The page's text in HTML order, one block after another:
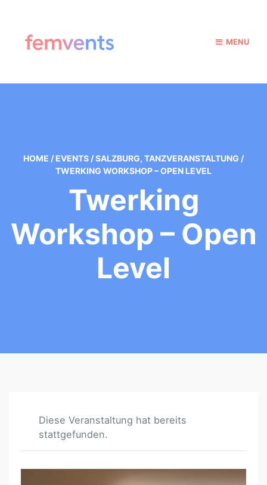
MENU
HOME / EVENTS /SALZBURG, TANZVERANSTALTUNG /
TWERKING WORKSHOP – OPEN LEVEL
Twerking
Workshop – Open
Level
Diese Veranstaltung hat bereits
stattgefunden.